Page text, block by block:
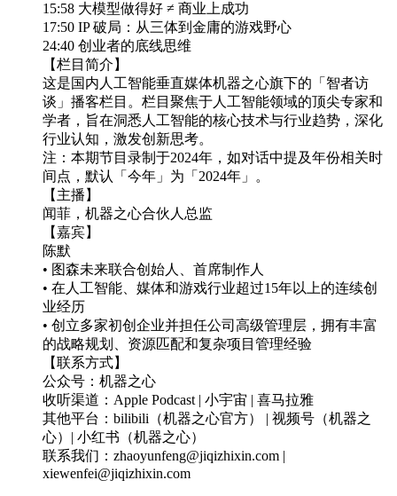
15:58 大模型做得好 ≠ 商业上成功
17:50 IP 破局：从三体到金庸的游戏野心
24:40 创业者的底线思维
【栏目简介】
这是国内人工智能垂直媒体机器之心旗下的「智者访
谈」播客栏目。栏目聚焦于人工智能领域的顶尖专家和
学者，旨在洞悉人工智能的核心技术与行业趋势，深化
行业认知，激发创新思考。
注：本期节目录制于2024年，如对话中提及年份相关时
间点，默认「今年」为「2024年」。
【主播】
闻菲，机器之心合伙人总监
【嘉宾】
陈默
• 图森未来联合创始人、首席制作人
• 在人工智能、媒体和游戏行业超过15年以上的连续创
业经历
• 创立多家初创企业并担任公司高级管理层，拥有丰富
的战略规划、资源匹配和复杂项目管理经验
【联系方式】
公众号：机器之心
收听渠道：Apple Podcast | 小宇宙 | 喜马拉雅
其他平台：bilibili（机器之心官方） | 视频号（机器之
心）| 小红书（机器之心）
联系我们：zhaoyunfeng@jiqizhixin.com |
xiewenfei@jiqizhixin.com